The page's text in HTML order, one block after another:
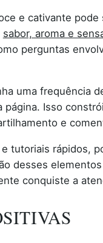
e cativante
sabor, aroma e
perguntas
uma frequência
Isso
e
tutoriais rápidos,
desses
conquiste a